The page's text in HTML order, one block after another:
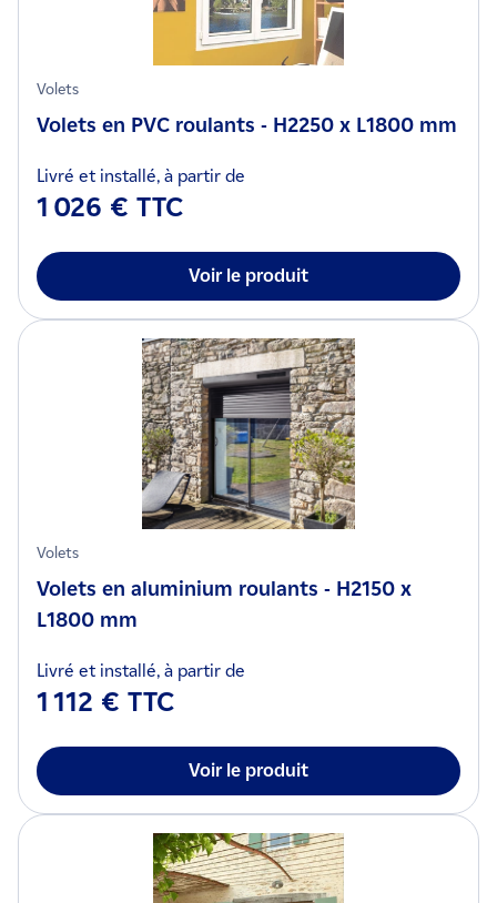
Volets
Volets en PVC roulants - H2250 x L1800 mm
Livré et installé, à partir de
1 026 € TTC
Voir le produit
Volets
Volets en aluminium roulants - H2150 x
L1800 mm
Livré et installé, à partir de
1 112 € TTC
Voir le produit